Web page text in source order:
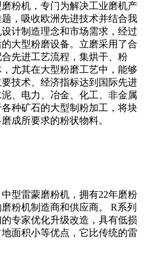
粉机，专门为解决工业磨机产
，吸收欧洲先进技术并结合我
计制造理念和市场需求，经过
大型粉磨设备。立磨采用了合
先进工艺流程，集烘干、粉
尤其在大型粉磨工艺中，能够
技术、经济指标达到国际先进
、电力、冶金、化工、非金属
种矿石的大型制粉加工，将块
成所要求的粉状物料。
型雷蒙磨粉机，拥有22年磨粉
粉机制造商和供应商。 R系列
专家优化升级改造，具有低损
面积小等优点，它比传统的雷